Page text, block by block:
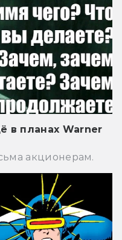
в планах Warner
акционерам.